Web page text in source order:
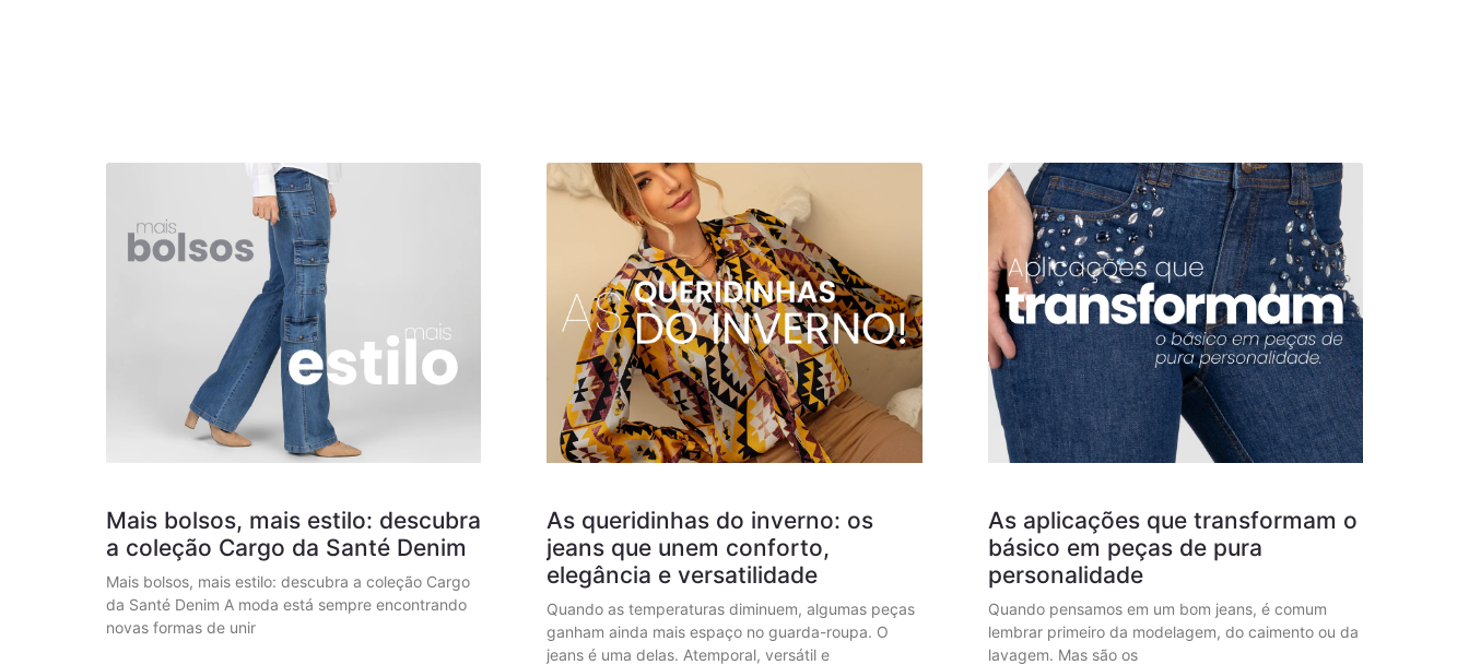
Mais bolsos, mais estilo: descubra
a coleção Cargo da Santé Denim
Mais bolsos, mais estilo: descubra a coleção Cargo
da Santé Denim A moda está sempre encontrando
novas formas de unir
As queridinhas do inverno: os
jeans que unem conforto,
elegância e versatilidade
Quando as temperaturas diminuem, algumas peças
ganham ainda mais espaço no guarda-roupa. O
jeans é uma delas. Atemporal, versátil e
As aplicações que transformam o
básico em peças de pura
personalidade
Quando pensamos em um bom jeans, é comum
lembrar primeiro da modelagem, do caimento ou da
lavagem. Mas são os